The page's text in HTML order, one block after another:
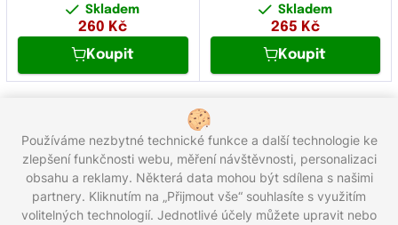
Skladem
260 Kč
Koupit
Skladem
265 Kč
Koupit
Celkem 26 produktů
2
Zavolejte nám zdarma: 800 203 100
Používáme nezbytné technické funkce a další technologie ke
zlepšení funkčnosti webu, měření návštěvnosti, personalizaci
obsahu a reklamy. Některá data mohou být sdílena s našimi
partnery. Kliknutím na „Přijmout vše“ souhlasíte s využitím
volitelných technologií. Jednotlivé účely můžete upravit nebo